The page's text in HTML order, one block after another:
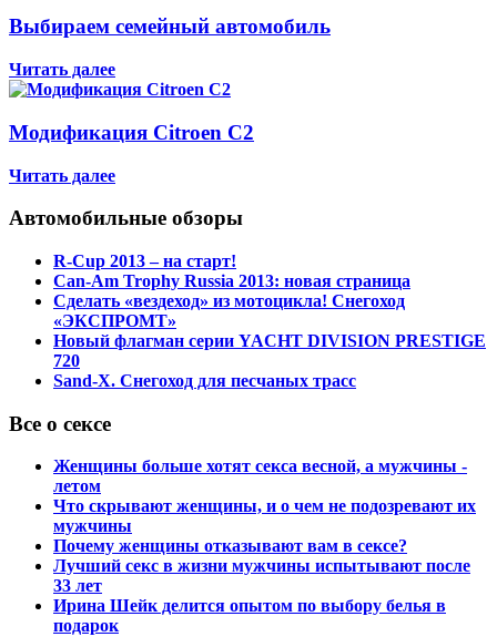
Выбираем семейный автомобиль
Читать далее
Модификация Citroen С2
Читать далее
Автомобильные обзоры
R-Cup 2013 – на старт!
Can-Am Trophy Russia 2013: новая страница
Сделать «вездеход» из мотоцикла! Снегоход
«ЭКСПРОМТ»
Новый флагман серии YACHT DIVISION PRESTIGE
720
Sand-X. Снегоход для песчаных трасс
Все о сексе
Женщины больше хотят секса весной, а мужчины -
летом
Что скрывают женщины, и о чем не подозревают их
мужчины
Почему женщины отказывают вам в сексе?
Лучший секс в жизни мужчины испытывают после
33 лет
Ирина Шейк делится опытом по выбору белья в
подарок